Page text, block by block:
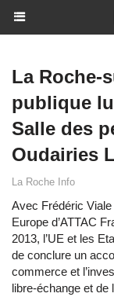
La Roche-
publique
Salle des
Oudairies
La Roche Info
Avec Frédéric
Europe d’ATTAC
2013, l’UE et les
de conclure un
commerce et
libre-échange et de